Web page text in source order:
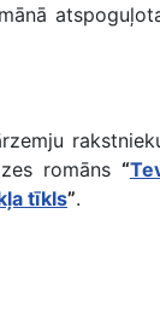
romāns “
tīkls”.